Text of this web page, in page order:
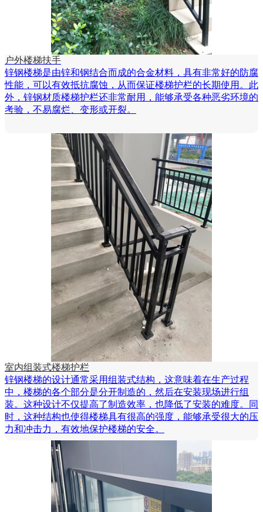
户外楼梯扶手
锌钢楼梯是由锌和钢结合而成的合金材料，具有非常好的防腐
性能，可以有效抵抗腐蚀，从而保证楼梯护栏的长期使用。此
外，锌钢材质楼梯护栏还非常耐用，能够承受各种恶劣环境的
考验，不易腐烂、变形或开裂。
室内组装式楼梯护栏
锌钢楼梯的设计通常采用组装式结构，这意味着在生产过程
中，楼梯的各个部分是分开制造的，然后在安装现场进行组
装。这种设计不仅提高了制造效率，也降低了安装的难度。同
时，这种结构也使得楼梯具有很高的强度，能够承受很大的压
力和冲击力，有效地保护楼梯的安全。